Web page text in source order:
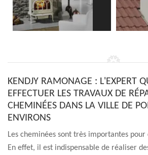
KENDJY RAMONAGE : L'EXPERT
EFFECTUER LES TRAVAUX DE
CHEMINÉES DANS LA VILLE DE
ENVIRONS
Les cheminées sont très importantes
En effet, il est indispensable de réaliser